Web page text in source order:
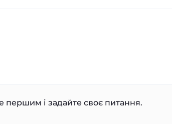
першим і задайте своє питання.